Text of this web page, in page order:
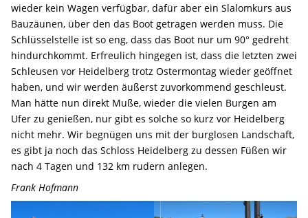
wieder kein Wagen verfügbar, dafür aber ein Slalomkurs aus
Bauzäunen, über den das Boot getragen werden muss. Die
Schlüsselstelle ist so eng, dass das Boot nur um 90° gedreht
hindurchkommt. Erfreulich hingegen ist, dass die letzten zwei
Schleusen vor Heidelberg trotz Ostermontag wieder geöffnet
haben, und wir werden äußerst zuvorkommend geschleust.
Man hätte nun direkt Muße, wieder die vielen Burgen am
Ufer zu genießen, nur gibt es solche so kurz vor Heidelberg
nicht mehr. Wir begnügen uns mit der burglosen Landschaft,
es gibt ja noch das Schloss Heidelberg zu dessen Füßen wir
nach 4 Tagen und 132 km rudern anlegen.
Frank Hofmann